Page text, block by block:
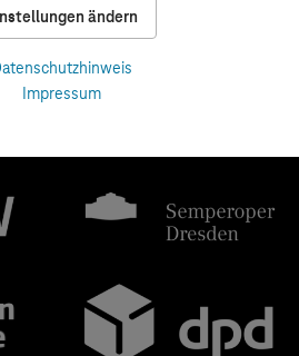
ändern
Impressum